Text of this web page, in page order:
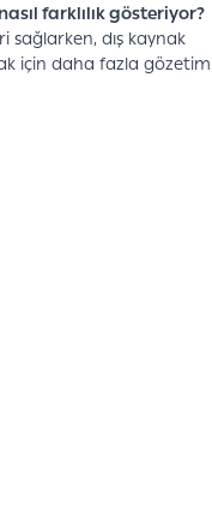
farklılık gösteriyor?
sağlarken, dış kaynak
için daha fazla gözetim